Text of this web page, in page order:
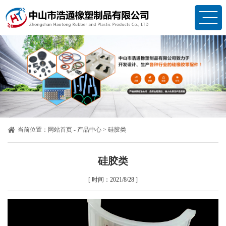
当前位置： 网站首页 - 产品中心 > 硅胶类
硅胶类
[ 时间：2021/8/28 ]